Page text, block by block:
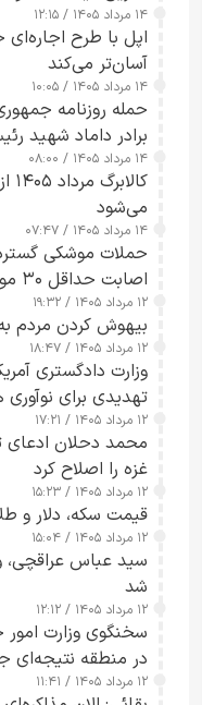
۱۴ مرداد ۱۴۰۵ / ۱۲:۱۵
اپل با طرح اجاره‌ای
آسان‌تر می‌کند
۱۴ مرداد ۱۴۰۵ / ۱۰:۰۵
حمله روزنامه
برادر داماد شهید
۱۴ مرداد ۱۴۰۵ / ۰۸:۰۰
می‌شود
۱۴ مرداد ۱۴۰۵ / ۰۷:۴۷
حملات موشکی
اصابت حداقل ۳۰ موشک بالستیک+ ویدیو
۱۲ مرداد ۱۴۰۵ / ۱۹:۳۲
بیهوش کردن مردم
۱۲ مرداد ۱۴۰۵ / ۱۸:۴۷
تهدیدی برای
۱۲ مرداد ۱۴۰۵ / ۱۷:۲۱
محمد دحلان ادعای
غزه را اصلاح کرد
۱۲ مرداد ۱۴۰۵ / ۱۵:۲۳
قیمت سکه، دلار و طلا ۱۲ مرداد+
۱۲ مرداد ۱۴۰۵ / ۱۵:۰۴
سید عباس عراقچی،
شد
۱۲ مرداد ۱۴۰۵ / ۱۲:۱۲
سخنگوی وزارت امور
در منطقه نتیجه‌ای
۱۲ مرداد ۱۴۰۵ / ۱۱:۴۱